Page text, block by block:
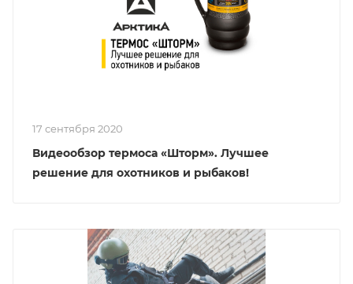
17 сентября 2020
Видеообзор термоса «Шторм». Лучшее
решение для охотников и рыбаков!